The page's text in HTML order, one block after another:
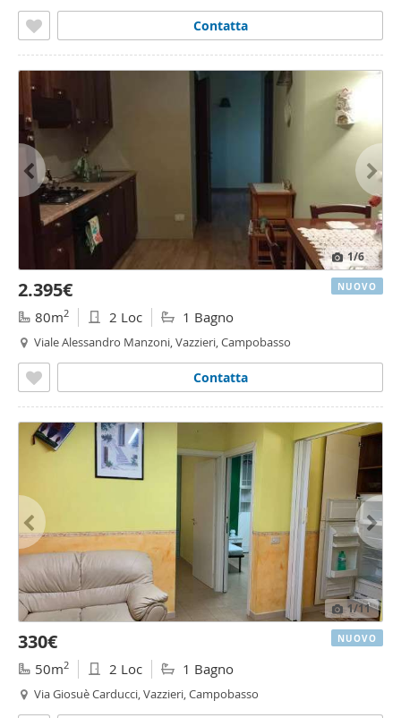
Contatta
1/6
2.395€
80m2 2 Loc 1 Bagno
Viale Alessandro Manzoni, Vazzieri, Campobasso
Contatta
NUOVO
1/11
330€
50m2 2 Loc 1 Bagno
Via Giosuè Carducci, Vazzieri, Campobasso
NUOVO